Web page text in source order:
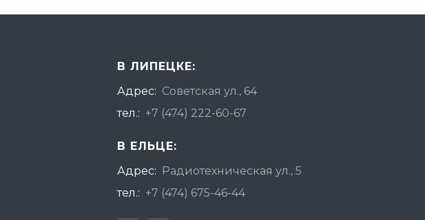
В ЛИПЕЦКЕ:
Адрес: Советская ул., 64
тел.: +7 (474) 222-60-67
В ЕЛЬЦЕ:
Адрес:
Радиотехническая ул., 5
тел.: +7 (474) 675-46-44